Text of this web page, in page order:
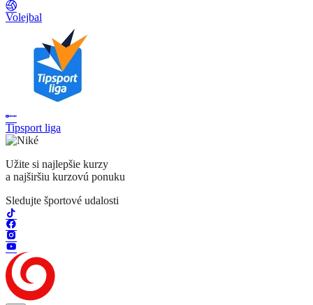
Volejbal
Tipsport liga
Užite si najlepšie kurzy
a najširšiu kurzovú ponuku
Sledujte športové udalosti